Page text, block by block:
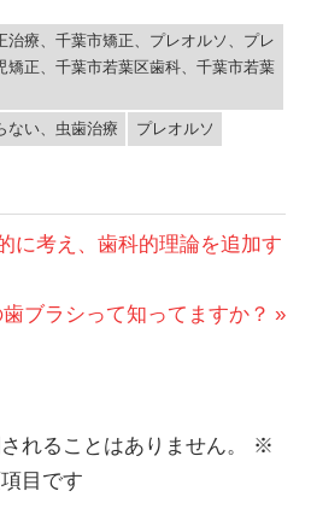
治療、千葉市矯正、プレオルソ、プレ
矯正、千葉市若葉区歯科、千葉市若葉
ない、虫歯治療
プレオルソ
に考え、歯科的理論を追加す
ブラシって知ってますか？
れることはありません。
※
目です